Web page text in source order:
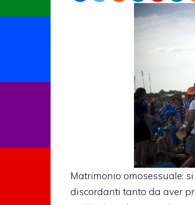
Matrimonio omosessuale: si
discordanti tanto da aver